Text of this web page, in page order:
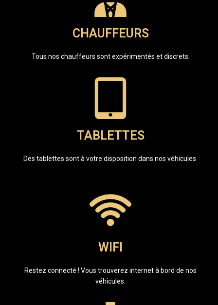
CHAUFFEURS
Tous nos chauffeurs sont expérimentés et discrets.
TABLETTES
Des tablettes sont à votre disposition dans nos véhicules.
WIFI
Restez connecté ! Vous trouverez internet à bord de nos
véhicules.